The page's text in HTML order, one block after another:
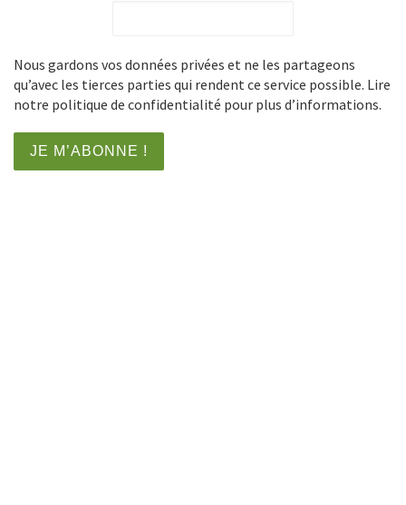
Nous gardons vos données privées et ne les partageons
qu’avec les tierces parties qui rendent ce service possible. Lire
notre politique de confidentialité pour plus d’informations.